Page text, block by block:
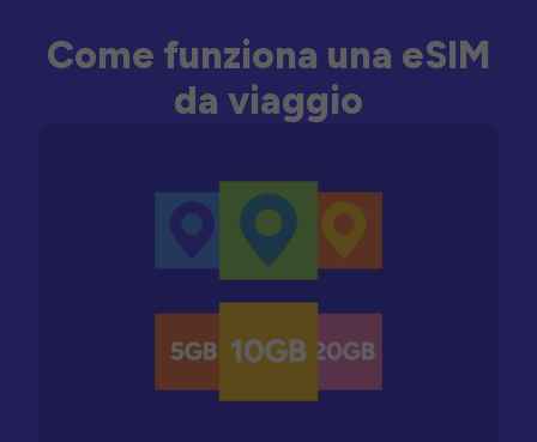
Come funziona una eSIM
da viaggio